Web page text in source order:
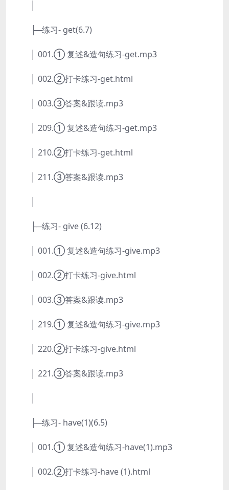
├─练习- get(6.7)
│ 001.① 复述&造句练习-get.mp3
│ 002.②打卡练习-get.html
│ 003.③答案&跟读.mp3
│ 209.① 复述&造句练习-get.mp3
│ 210.②打卡练习-get.html
│ 211.③答案&跟读.mp3
├─练习- give (6.12)
│ 001.① 复述&造句练习-give.mp3
│ 002.②打卡练习-give.html
│ 003.③答案&跟读.mp3
│ 219.① 复述&造句练习-give.mp3
│ 220.②打卡练习-give.html
│ 221.③答案&跟读.mp3
├─练习- have(1)(6.5)
│ 001.① 复述&造句练习-have(1).mp3
│ 002.②打卡练习-have (1).html